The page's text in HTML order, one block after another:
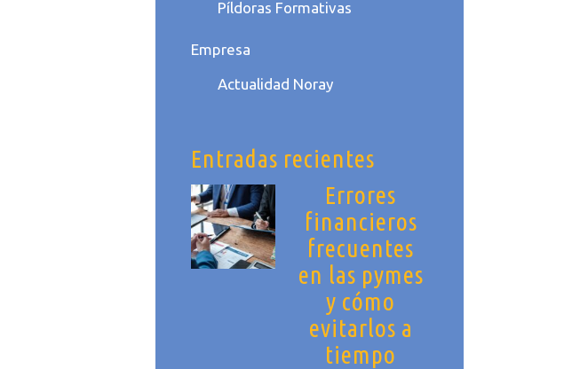
Píldoras Formativas
Empresa
Actualidad Noray
Entradas recientes
Errores
financieros
frecuentes
en las pymes
y cómo
evitarlos a
tiempo